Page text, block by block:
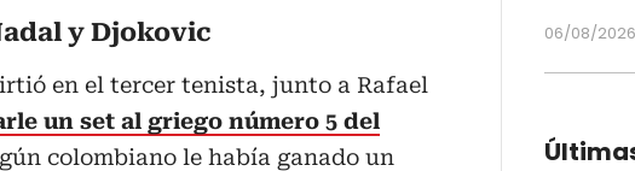
y Djokovic
en el tercer tenista, junto a Rafael
un set al griego número 5 del
colombiano le había ganado un
06/08/2026